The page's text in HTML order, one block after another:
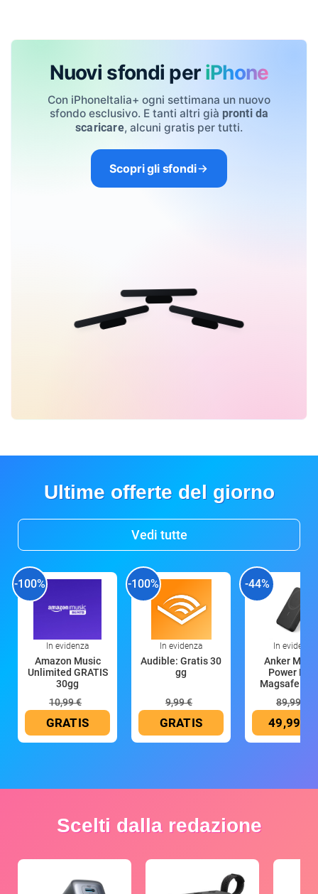
Nuovi sfondi per iPhone
Con iPhoneItalia+ ogni settimana un nuovo
sfondo esclusivo. E tanti altri già pronti da
scaricare, alcuni gratis per tutti.
Scopri gli sfondi
Ultime offerte del giorno
Vedi tutte
-100%
In evidenza
Amazon Music
Unlimited GRATIS
30gg
10,99 €
GRATIS
-100%
In evidenza
Audible: Gratis 30
gg
9,99 €
GRATIS
-44%
In evidenza
Anker
Power
Magsafe
89,99 €
49,99 €
Scelti dalla redazione